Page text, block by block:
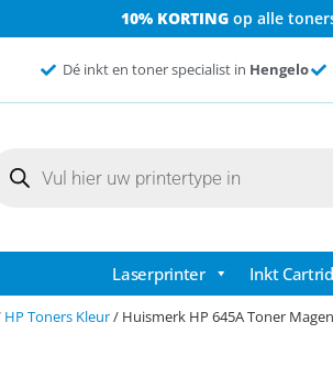
10% KORTINGop alle
Dé inkt en toner specialist in Hengelo
Laserprinter Inkt
HP Toners Kleur/ Huismerk HP 645A Toner